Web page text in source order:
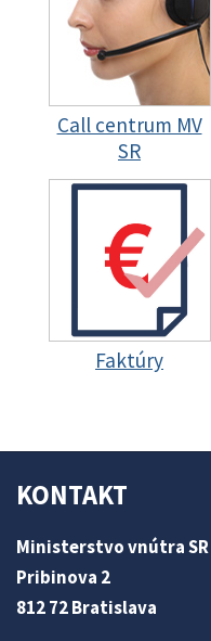
Call centrum MV
SR
Faktúry
KONTAKT
Ministerstvo vnútra SR
Pribinova 2
812 72 Bratislava